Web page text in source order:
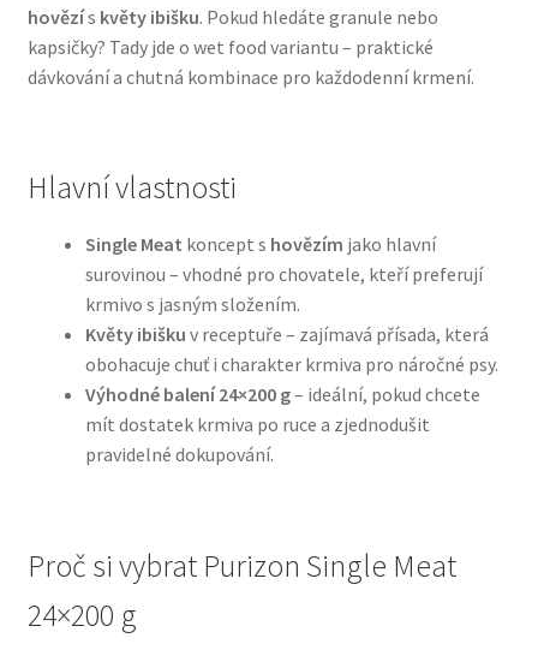
Granule pro psy
Natural Trainer pro psy — Italské krmivo s
Happy Dog — Německá kvalita a přirozené složení
Hill’s pro psy
Hračky pro psy
Konzervy a kapsičky pro psy
N&D Farmina pro psy — Italské holistic krmivo
Pamlsky pro psy
Pelíšky pro psy
hovězís květy ibišku. Pokud hledáte granule nebo
kapsičky? Tady jde o wet food variantu – praktické
dávkování a chutná kombinace pro každodenní krmení.
Hlavní vlastnosti
Single Meat koncept s hovězím jako hlavní
surovinou – vhodné pro chovatele, kteří preferují
krmivo s jasným složením.
Květy ibišku v receptuře – zajímavá přísada, která
obohacuje chuť i charakter krmiva pro náročné psy.
Výhodné balení 24×200 g– ideální, pokud chcete
mít dostatek krmiva po ruce a zjednodušit
pravidelné dokupování.
Proč si vybrat Purizon Single Meat
24×200 g